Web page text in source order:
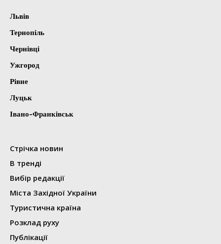
Львів
Тернопіль
Чернівці
Ужгород
Рівне
Луцьк
Івано-Франківськ
Стрічка новин
В тренді
Вибір редакції
Міста Західної України
Туристична країна
Розклад руху
Публікації